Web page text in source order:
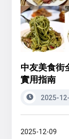
中友美食街
實用指南
2025-
2025-12-09